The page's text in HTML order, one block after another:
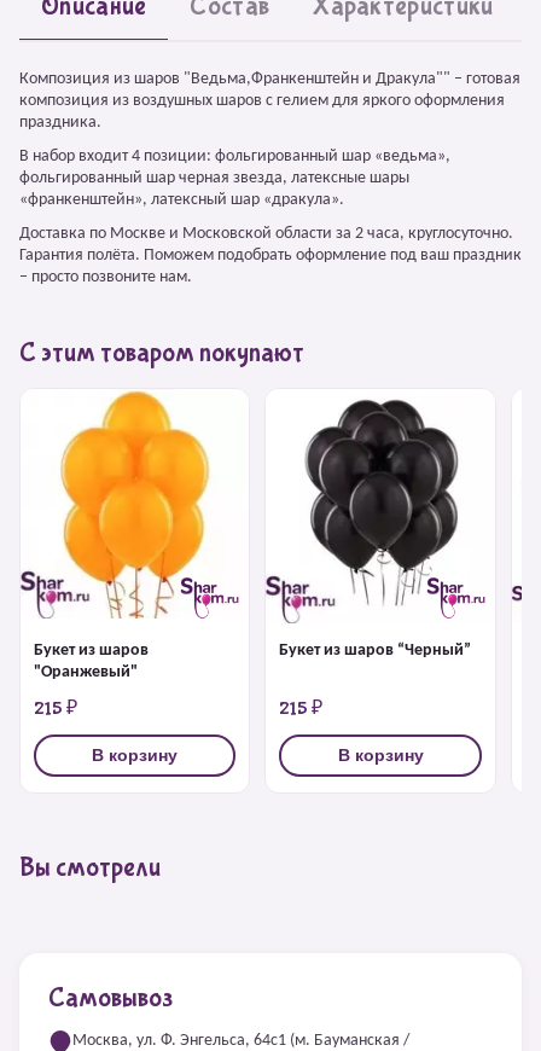
Композиция из шаров "Ведьма,Франкенштейн и Дракула"" – готовая
композиция из воздушных шаров с гелием для яркого оформления
праздника.
В набор входит 4 позиции: фольгированный шар «ведьма»,
фольгированный шар черная звезда, латексные шары
«франкенштейн», латексный шар «дракула».
Доставка по Москве и Московской области за 2 часа, круглосуточно.
Гарантия полёта. Поможем подобрать оформление под ваш праздник
– просто позвоните нам.
С этим товаром покупают
Букет из шаров
"Оранжевый"
215 ₽
В корзину
Букет из шаров “Черный”
215 ₽
В корзину
Вы смотрели
Самовывоз
Москва, ул. Ф. Энгельса, 64с1 (м. Бауманская /